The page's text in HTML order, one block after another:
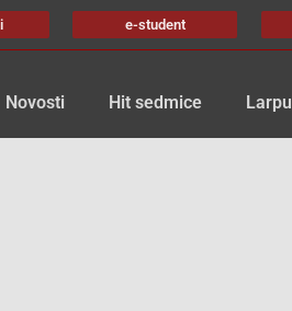
e-student
Novosti Hit sedmice